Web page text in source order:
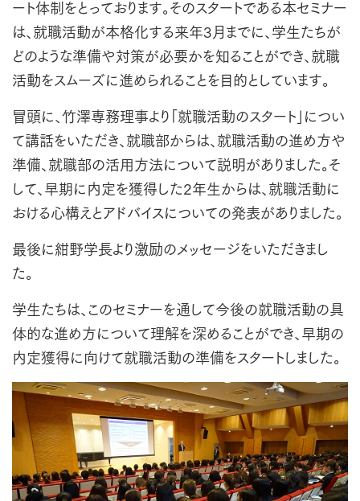
ート体制をとっております。そのスタートである本セミナー
は、就職活動が本格化する来年3月までに、学生たちが
どのような準備や対策が必要かを知ることができ、就職
活動をスムーズに進められることを目的としています。
冒頭に、竹澤専務理事より「就職活動のスタート」につい
て講話をいただき、就職部からは、就職活動の進め方や
準備、就職部の活用方法について説明がありました。そ
して、早期に内定を獲得した2年生からは、就職活動に
おける心構えとアドバイスについての発表がありました。
最後に紺野学長より激励のメッセージをいただきまし
た。
学生たちは、このセミナーを通して今後の就職活動の具
体的な進め方について理解を深めることができ、早期の
内定獲得に向けて就職活動の準備をスタートしました。